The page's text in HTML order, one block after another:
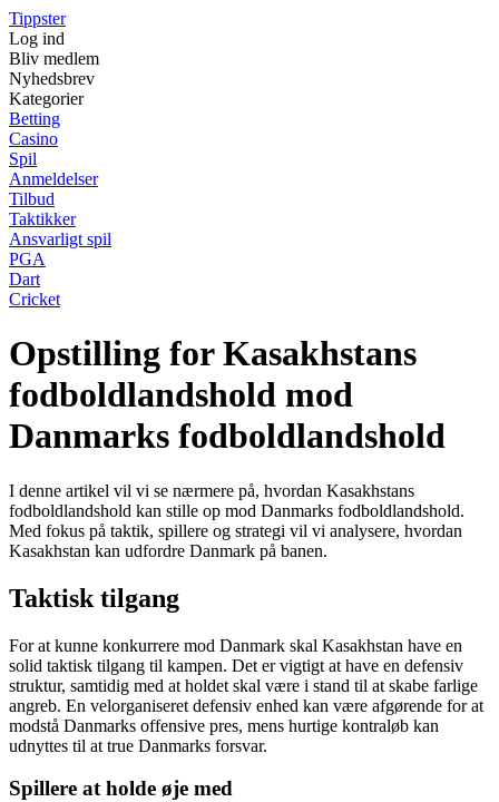
Tippster
Log ind
Bliv medlem
Nyhedsbrev
Kategorier
Betting
Casino
Spil
Anmeldelser
Tilbud
Taktikker
Ansvarligt spil
PGA
Dart
Cricket
Opstilling for Kasakhstans
fodboldlandshold mod
Danmarks fodboldlandshold
I denne artikel vil vi se nærmere på, hvordan Kasakhstans
fodboldlandshold kan stille op mod Danmarks fodboldlandshold.
Med fokus på taktik, spillere og strategi vil vi analysere, hvordan
Kasakhstan kan udfordre Danmark på banen.
Taktisk tilgang
For at kunne konkurrere mod Danmark skal Kasakhstan have en
solid taktisk tilgang til kampen. Det er vigtigt at have en defensiv
struktur, samtidig med at holdet skal være i stand til at skabe farlige
angreb. En velorganiseret defensiv enhed kan være afgørende for at
modstå Danmarks offensive pres, mens hurtige kontraløb kan
udnyttes til at true Danmarks forsvar.
Spillere at holde øje med